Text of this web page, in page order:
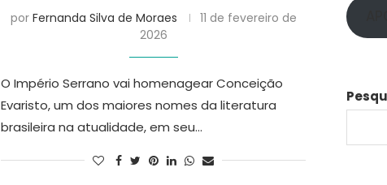
por Fernanda Silva de Moraes
11 de fevereiro de
2026
O Império Serrano vai homenagear Conceição
Evaristo, um dos maiores nomes da literatura
brasileira na atualidade, em seu…